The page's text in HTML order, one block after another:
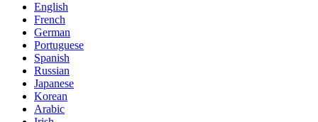
English
French
German
Portuguese
Spanish
Russian
Japanese
Korean
Arabic